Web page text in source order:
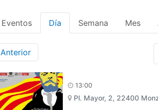
Eventos Día Semana Mes
Anterior
13:00
Pl. Mayor, 2, 22400